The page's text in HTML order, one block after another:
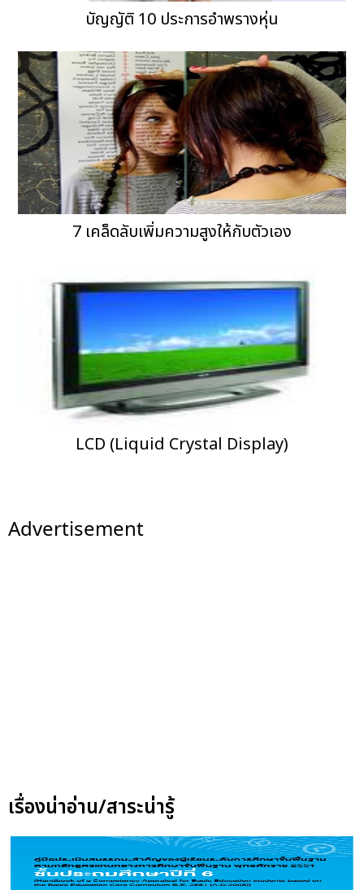
บัญญัติ 10 ประการอำพรางหุ่น
7 เคล็ดลับเพิ่มความสูงให้กับตัวเอง
LCD (Liquid Crystal Display)
Advertisement
เรื่องน่าอ่าน/สาระน่ารู้